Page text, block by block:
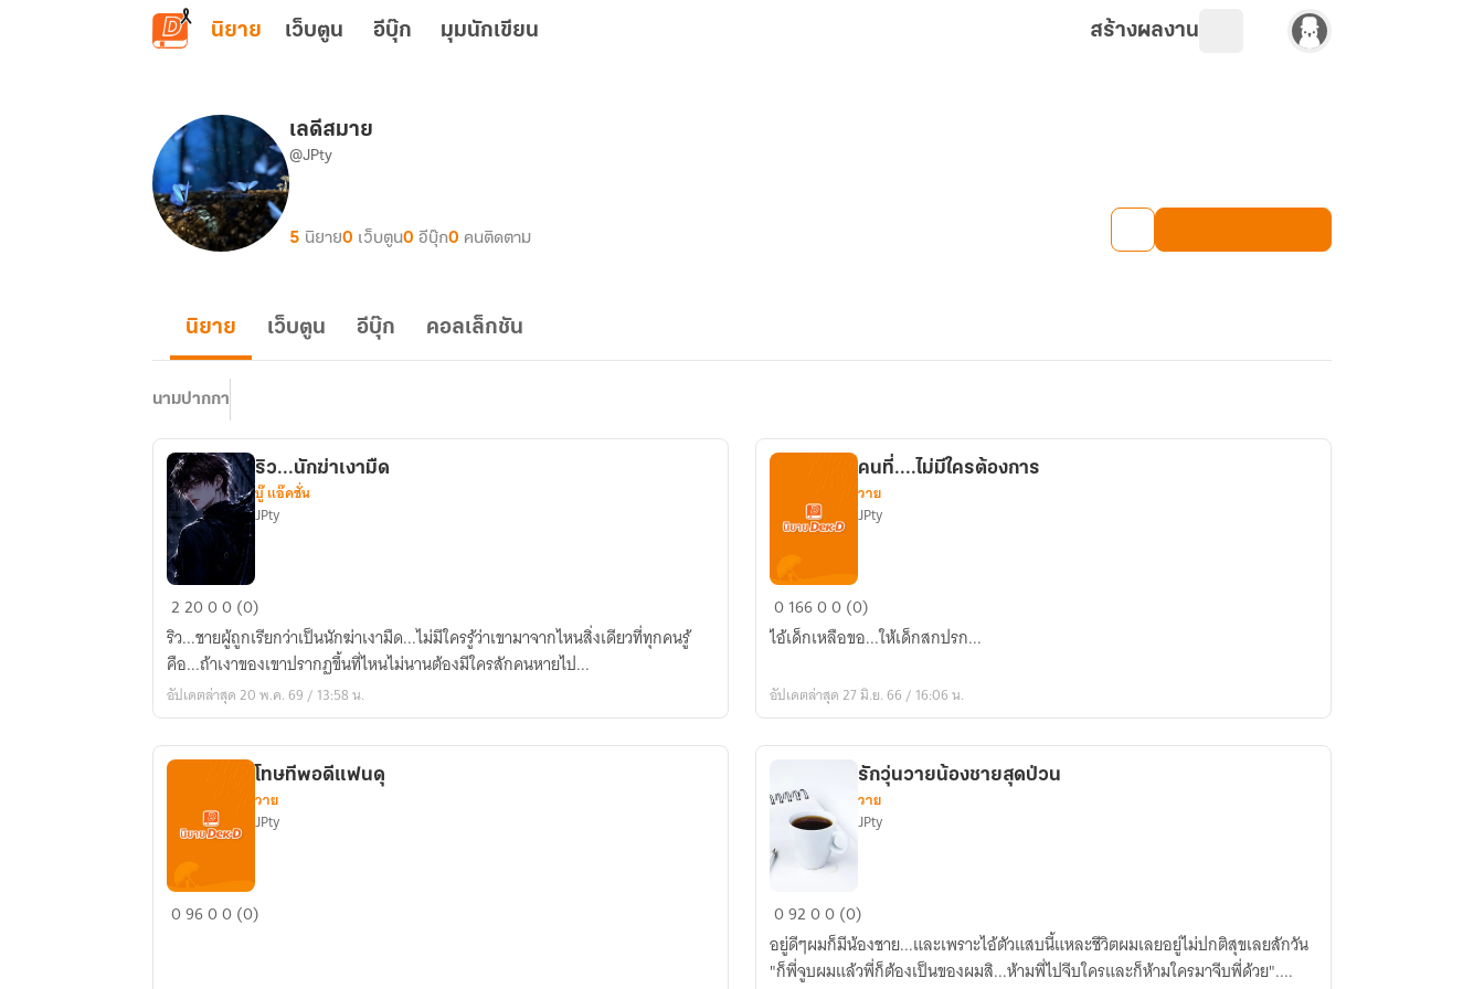
ข้ามไปยังเนื้อหาหลัก
นิยาย เว็บตูน อีบุ๊ก มุมนักเขียน สร้างผลงาน
เลดีสมาย
@JPty
5 นิยาย0 เว็บตูน0 อีบุ๊ก0 คนติดตาม
นิยาย เว็บตูน อีบุ๊ก คอลเล็กชัน
นามปากกา
ริว...นัก
ฆ่า
เงามืด
ริว...นักฆ่าเงามืด
บู๊ แอ๊คชั่น
JPty
22000 (0)
ริว...ชายผู้ถูกเรียกว่าเป็นนักฆ่าเงามืด...ไม่มีใครรู้ว่าเขามาจากไหนสิ่งเดียวที่ทุกคนรู้
คือ...ถ้าเงาของเขาปรากฏขึ้นที่ไหนไม่นานต้องมีใครสักคนหายไป...
อัปเดตล่าสุด 20 พ.ค. 69 / 13:58 น.
คน
ที่....ไม่มี
ใคร
คนที่....ไม่มีใครต้องการ
วาย
JPty
016600 (0)
ไอ้เด็กเหลือขอ...ให้เด็กสกปรก...
อัปเดตล่าสุด 27 มิ.ย. 66 / 16:06 น.
โทษ
โทษทีพอดีแฟนดุ
วาย
JPty
09600 (0)
รัก
วุ่นวาย
น้อง
รักวุ่นวายน้องชายสุดป่วน
วาย
JPty
09200 (0)
อยู่ดีๆผมก็มีน้องชาย...และเพราะไอ้ตัวแสบนี้แหละชีวิตผมเลยอยู่ไม่ปกติสุขเลยสักวัน
"ก็พี่จูบผมแล้วพี่ก็ต้องเป็นของผมสิ...ห้ามพี่ไปจีบใครและก็ห้ามใครมาจีบพี่ด้วย"....